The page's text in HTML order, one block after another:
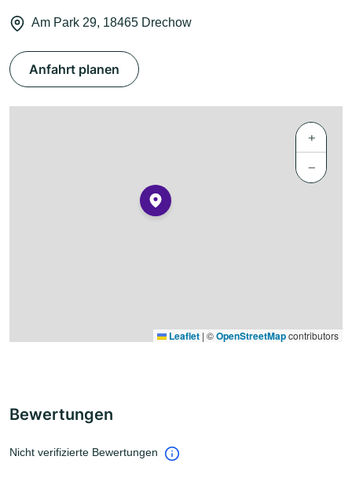
Am Park 29, 18465 Drechow
Anfahrt planen
+
−
Leaflet | ©OpenStreetMapcontributors
Bewertungen
Nicht verifizierte Bewertungen